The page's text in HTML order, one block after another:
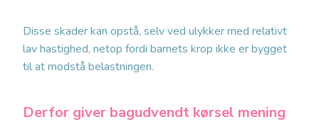
Disse skader kan opstå, selv ved ulykker med relativt
lav hastighed, netop fordi barnets krop ikke er bygget
til at modstå belastningen.
Derfor giver bagudvendt kørsel mening